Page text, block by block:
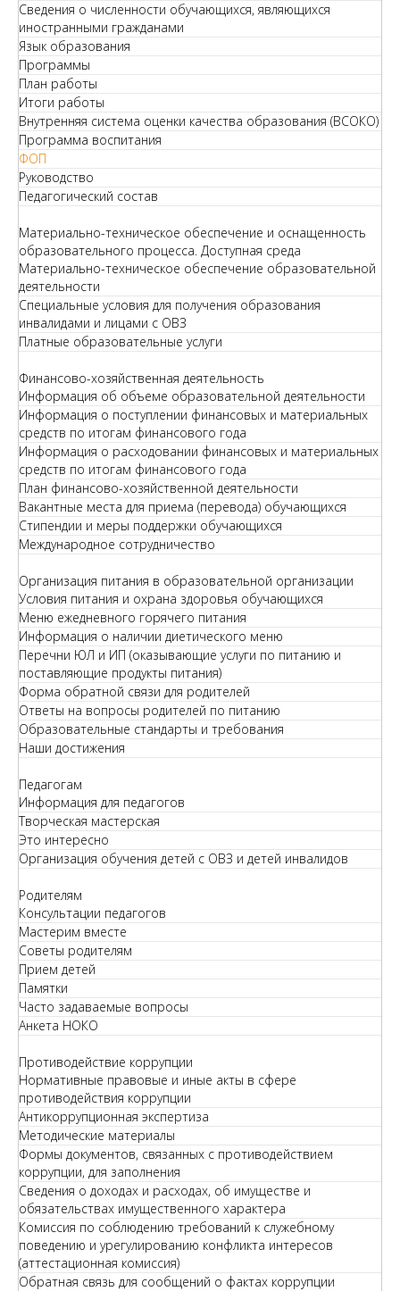
Сведения о численности обучающихся, являющихся
иностранными гражданами
Язык образования
Программы
План работы
Итоги работы
Внутренняя система оценки качества образования (ВСОКО)
Программа воспитания
ФОП
Руководство
Педагогический состав
Материально-техническое обеспечение и оснащенность
образовательного процесса. Доступная среда
Материально-техническое обеспечение образовательной
деятельности
Специальные условия для получения образования
инвалидами и лицами с ОВЗ
Платные образовательные услуги
Финансово-хозяйственная деятельность
Информация об объеме образовательной деятельности
Информация о поступлении финансовых и материальных
средств по итогам финансового года
Информация о расходовании финансовых и материальных
средств по итогам финансового года
План финансово-хозяйственной деятельности
Вакантные места для приема (перевода) обучающихся
Стипендии и меры поддержки обучающихся
Международное сотрудничество
Организация питания в образовательной организации
Условия питания и охрана здоровья обучающихся
Меню ежедневного горячего питания
Информация о наличии диетического меню
Перечни ЮЛ и ИП (оказывающие услуги по питанию и
поставляющие продукты питания)
Форма обратной связи для родителей
Ответы на вопросы родителей по питанию
Образовательные стандарты и требования
Наши достижения
Педагогам
Информация для педагогов
Творческая мастерская
Это интересно
Организация обучения детей с ОВЗ и детей инвалидов
Родителям
Консультации педагогов
Мастерим вместе
Советы родителям
Прием детей
Памятки
Часто задаваемые вопросы
Анкета НОКО
Противодействие коррупции
Нормативные правовые и иные акты в сфере
противодействия коррупции
Антикоррупционная экспертиза
Методические материалы
Формы документов, связанных с противодействием
коррупции, для заполнения
Сведения о доходах и расходах, об имуществе и
обязательствах имущественного характера
Комиссия по соблюдению требований к служебному
поведению и урегулированию конфликта интересов
(аттестационная комиссия)
Обратная связь для сообщений о фактах коррупции